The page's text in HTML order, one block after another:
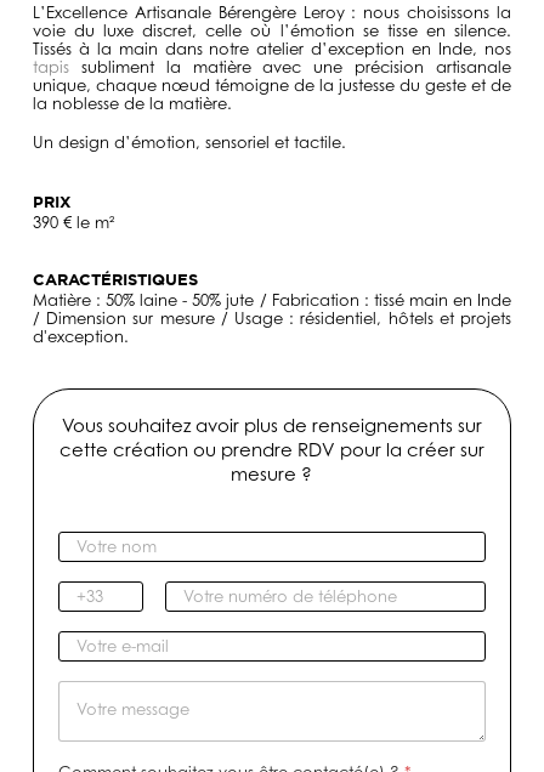
L’Excellence Artisanale Bérengère Leroy : nous choisissons la
voie du luxe discret, celle où l’émotion se tisse en silence.
Tissés à la main dans notre atelier d’exception en Inde, nos
tapis subliment la matière avec une précision artisanale
unique, chaque nœud témoigne de la justesse du geste et de
la noblesse de la matière.
Un design d’émotion, sensoriel et tactile.
PRIX
390 € le m²
CARACTÉRISTIQUES
Matière : 50% laine - 50% jute / Fabrication : tissé main en Inde
/ Dimension sur mesure / Usage : résidentiel, hôtels et projets
d'exception.
Vous souhaitez avoir plus de renseignements sur
cette création ou prendre RDV pour la créer sur
mesure ?
V
o
t
r
e
n
o
I
n
d
i
c
V
o
t
r
e
n
V
o
t
s